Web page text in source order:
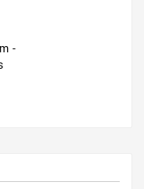
-